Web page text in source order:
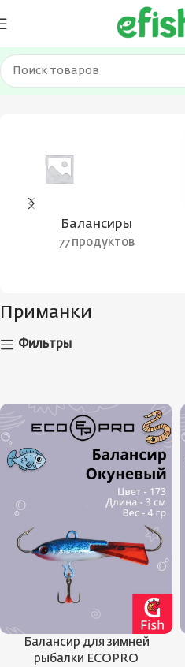
Главная Приманки Страница 5
Балансиры
77 продуктов
Приманки
Фильтры
Балансир для зимней
рыбалки ECOPRO